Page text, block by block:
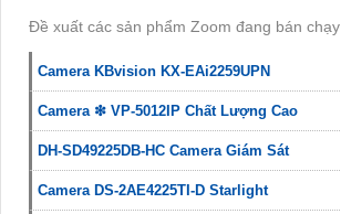
Đề xuất các sản phẩm Zoom đang bán chạy
Camera KBvision KX-EAi2259UPN
Camera ❇ VP-5012IP Chất Lượng Cao
DH-SD49225DB-HC Camera Giám Sát
Camera DS-2AE4225TI-D Starlight